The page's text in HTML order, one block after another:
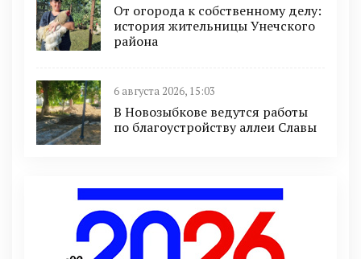
От огорода к собственному делу:
история жительницы Унечского
района
6 августа 2026, 15:03
В Новозыбкове ведутся работы
по благоустройству аллеи Славы